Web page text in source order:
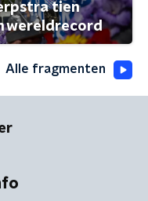
tien
wereldrecord
Alle fragmenten